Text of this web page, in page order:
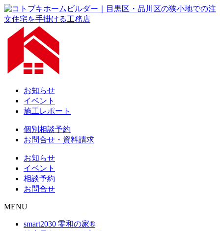
お知らせ
イベント
施工レポート
個別相談予約
お問合せ・資料請求
お知らせ
イベント
相談予約
お問合せ
MENU
smart2030 零和の家®